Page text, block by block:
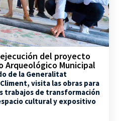
del proyecto
Arqueológico Municipal
de la Generalitat
visita las obras para
trabajos de transformación
cultural y expositivo